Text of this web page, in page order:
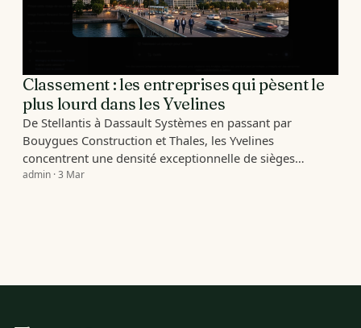
Classement : les entreprises qui pèsent le
plus lourd dans les Yvelines
De Stellantis à Dassault Systèmes en passant par
Bouygues Construction et Thales, les Yvelines
concentrent une densité exceptionnelle de sièges…
admin · 3 Mar